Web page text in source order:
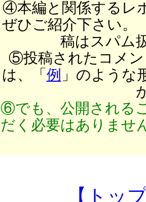
④本編と関係するレ
ぜひご紹介下さい。
稿はスパム
⑤投稿されたコメン
は、「 例 」のような
⑥でも、公開される
だく必要はありませ
【トッ